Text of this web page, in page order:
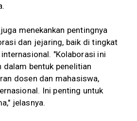
menekankan pentingnya
dan jejaring, baik di tingkat
"Kolaborasi ini
dalam bentuk penelitian
dosen dan mahasiswa,
Ini penting untuk
jelasnya.